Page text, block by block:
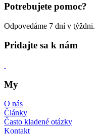
Potrebujete pomoc?
Odpovedáme 7 dní v týždni.
Pridajte sa k nám
My
O nás
Články
Často kladené otázky
Kontakt